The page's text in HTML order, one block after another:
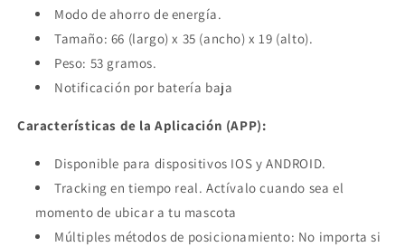
Modo de ahorro de energía.
Tamaño: 66 (largo) x 35 (ancho) x 19 (alto).
Peso: 53 gramos.
Notificación por batería baja
Características de la Aplicación (APP):
Disponible para dispositivos IOS y ANDROID.
Tracking en tiempo real. Actívalo cuando sea el
momento de ubicar a tu mascota
Múltiples métodos de posicionamiento: No importa si